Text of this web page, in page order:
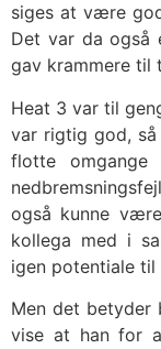
siges at være
Det var da også
gav krammere til
Heat 3 var til
var rigtig god, så
flotte
også kunne
kollega med i
igen potentiale
Men det betyder
vise at han for